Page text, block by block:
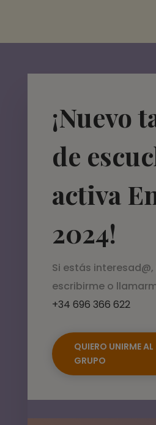
¡Nuevo
de
activa
2024!
Si estás
escribirme o
+34 696 366 622
QUIERO UNIRME AL
GRUPO